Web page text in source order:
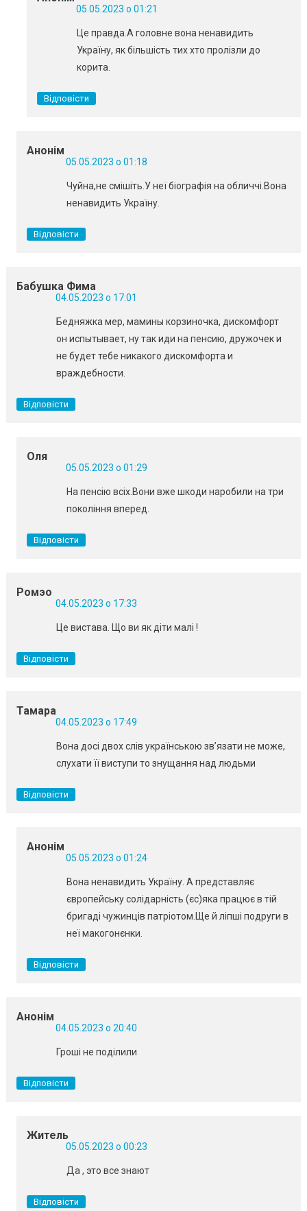
05.05.2023 о 01:21
Це правда.А головне вона ненавидить
Україну, як більшість тих хто пролізли до
корита.
Відповісти
Анонім
05.05.2023 о 01:18
Чуйна,не смішіть.У неї біографія на обличчі.Вона
ненавидить Україну.
Відповісти
Бабушка Фима
04.05.2023 о 17:01
Бедняжка мер, мамины корзиночка, дискомфорт
он испытывает, ну так иди на пенсию, дружочек и
не будет тебе никакого дискомфорта и
враждебности.
Відповісти
Оля
05.05.2023 о 01:29
На пенсію всіх.Вони вже шкоди наробили на три
покоління вперед.
Відповісти
Ромэо
04.05.2023 о 17:33
Це вистава. Що ви як дiти малi !
Відповісти
Тамара
04.05.2023 о 17:49
Вона досі двох слів українською зв’язати не може,
слухати її виступи то знущання над людьми
Відповісти
Анонім
05.05.2023 о 01:24
Вона ненавидить Україну. А представляє
європейську солідарність (єс)яка працює в тій
бригаді чужинців патріотом.Ще й ліпші подруги в
неї макогонєнки.
Відповісти
Анонім
04.05.2023 о 20:40
Гроші не поділили
Відповісти
Житель
05.05.2023 о 00:23
Да , это все знают
Відповісти